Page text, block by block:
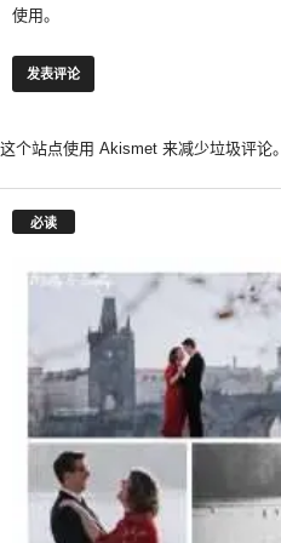
使用。
这个站点使用 Akismet 来减少垃圾评论。
必读